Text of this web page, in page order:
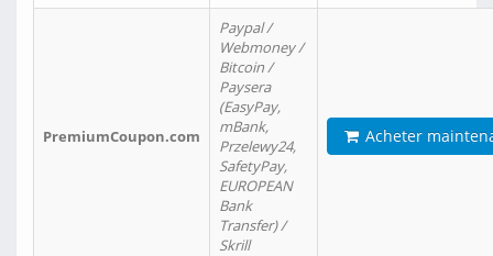
PremiumCoupon.com
Paypal /
Webmoney /
Bitcoin /
Paysera
(EasyPay,
mBank,
Przelewy24,
SafetyPay,
EUROPEAN
Bank
Transfer) /
Skrill
Acheter